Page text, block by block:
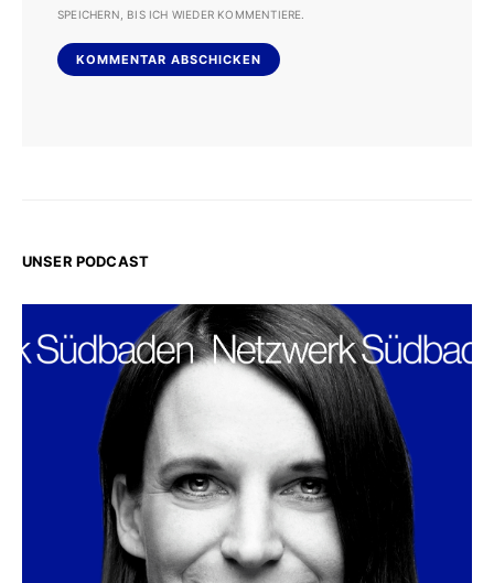
SPEICHERN, BIS ICH WIEDER KOMMENTIERE.
UNSER PODCAST